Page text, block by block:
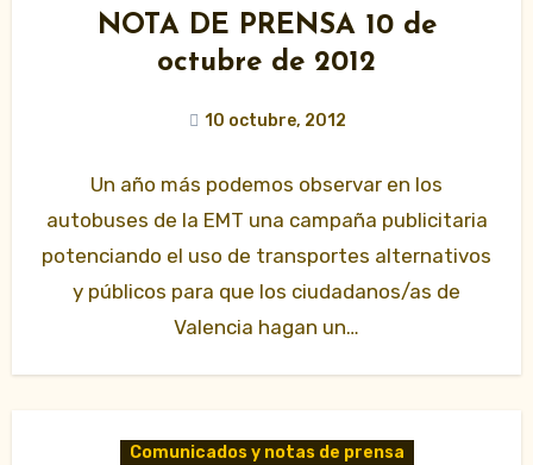
NOTA DE PRENSA 10 de
octubre de 2012
10 octubre, 2012
Un año más podemos observar en los
autobuses de la EMT una campaña publicitaria
potenciando el uso de transportes alternativos
y públicos para que los ciudadanos/as de
Valencia hagan un…
Comunicados y notas de prensa